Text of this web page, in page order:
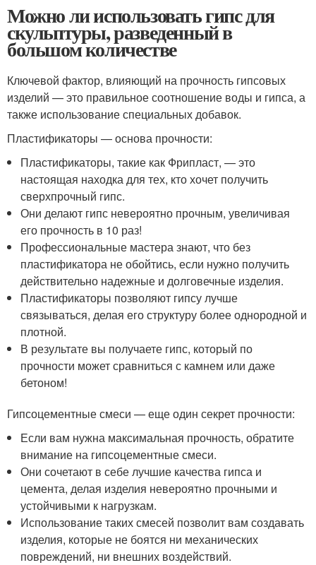
Можно ли использовать гипс для
скульптуры, разведенный в
большом количестве
Ключевой фактор, влияющий на прочность гипсовых
изделий — это правильное соотношение воды и гипса, а
также использование специальных добавок.
Пластификаторы — основа прочности:
Пластификаторы, такие как Фрипласт, — это
настоящая находка для тех, кто хочет получить
сверхпрочный гипс.
Они делают гипс невероятно прочным, увеличивая
его прочность в 10 раз!
Профессиональные мастера знают, что без
пластификатора не обойтись, если нужно получить
действительно надежные и долговечные изделия.
Пластификаторы позволяют гипсу лучше
связываться, делая его структуру более однородной и
плотной.
В результате вы получаете гипс, который по
прочности может сравниться с камнем или даже
бетоном!
Гипсоцементные смеси — еще один секрет прочности:
Если вам нужна максимальная прочность, обратите
внимание на гипсоцементные смеси.
Они сочетают в себе лучшие качества гипса и
цемента, делая изделия невероятно прочными и
устойчивыми к нагрузкам.
Использование таких смесей позволит вам создавать
изделия, которые не боятся ни механических
повреждений, ни внешних воздействий.